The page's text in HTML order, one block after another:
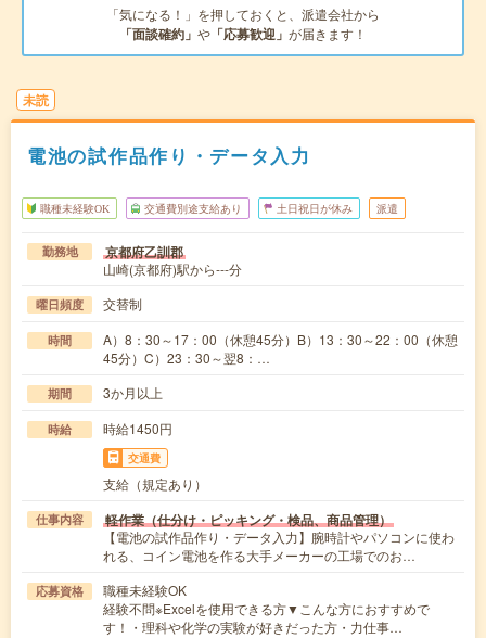
「気になる！」を押しておくと、派遣会社から
「面談確約」 や 「応募歓迎」 が届きます！
未読
電池の試作品作り・データ入力
職種未経験OK 交通費別途支給あり 土日祝日が休み 派遣
勤務地 京都府乙訓郡
山崎(京都府)駅から---分
曜日頻度 交替制
時間
A）8：30～17：00（休憩45分）B）13：30～22：00（休憩
45分）C）23：30～翌8：…
期間 3か月以上
時給 時給1450円
交通費
支給（規定あり）
仕事内容 軽作業（仕分け・ピッキング・検品、商品管理）
【電池の試作品作り・データ入力】腕時計やパソコンに使わ
れる、コイン電池を作る大手メーカーの工場でのお…
応募資格
職種未経験OK
経験不問※Excelを使用できる方▼こんな方におすすめで
す！・理科や化学の実験が好きだった方・力仕事…